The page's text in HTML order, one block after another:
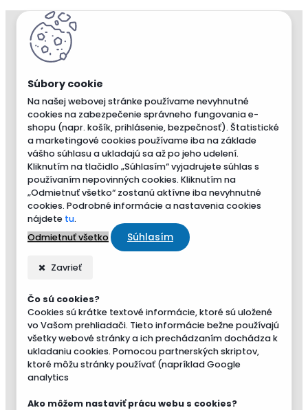
Na našej webovej stránke používame nevyhnutné
cookies na zabezpečenie správneho fungovania e-
shopu (napr. košík, prihlásenie, bezpečnosť). Štatistické
a marketingové cookies používame iba na základe
vášho súhlasu a ukladajú sa až po jeho udelení.
Kliknutím na tlačidlo „Súhlasím“ vyjadrujete súhlas s
používaním nepovinných cookies. Kliknutím na
„Odmietnuť všetko“ zostanú aktívne iba nevyhnutné
cookies. Podrobné informácie a nastavenia cookies
nájdete tu.
Odmietnuť všetko
Súhlasím
Zavrieť
Čo sú cookies?
Cookies sú krátke textové informácie, ktoré sú uložené
vo Vašom prehliadači. Tieto informácie bežne používajú
všetky webové stránky a ich prechádzaním dochádza k
ukladaniu cookies. Pomocou partnerských skriptov,
ktoré môžu stránky používať (napríklad Google
analytics
Ako môžem nastaviť prácu webu s cookies?